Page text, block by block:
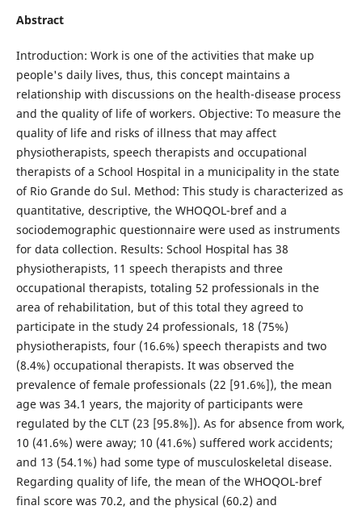
Abstract
Introduction: Work is one of the activities that make up
people's daily lives, thus, this concept maintains a
relationship with discussions on the health-disease process
and the quality of life of workers. Objective: To measure the
quality of life and risks of illness that may affect
physiotherapists, speech therapists and occupational
therapists of a School Hospital in a municipality in the state
of Rio Grande do Sul. Method: This study is characterized as
quantitative, descriptive, the WHOQOL-bref and a
sociodemographic questionnaire were used as instruments
for data collection. Results: School Hospital has 38
physiotherapists, 11 speech therapists and three
occupational therapists, totaling 52 professionals in the
area of rehabilitation, but of this total they agreed to
participate in the study 24 professionals, 18 (75%)
physiotherapists, four (16.6%) speech therapists and two
(8.4%) occupational therapists. It was observed the
prevalence of female professionals (22 [91.6%]), the mean
age was 34.1 years, the majority of participants were
regulated by the CLT (23 [95.8%]). As for absence from work,
10 (41.6%) were away; 10 (41.6%) suffered work accidents;
and 13 (54.1%) had some type of musculoskeletal disease.
Regarding quality of life, the mean of the WHOQOL-bref
final score was 70.2, and the physical (60.2) and